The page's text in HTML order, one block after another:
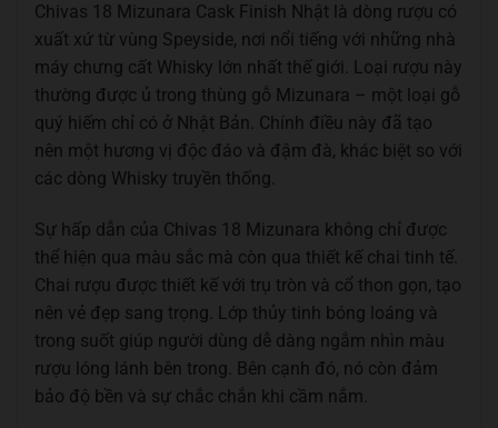
Chivas 18 Mizunara Cask Finish Nhật là dòng rượu có
xuất xứ từ vùng Speyside, nơi nổi tiếng với những nhà
máy chưng cất Whisky lớn nhất thế giới. Loại rượu này
thường được ủ trong thùng gỗ Mizunara – một loại gỗ
quý hiếm chỉ có ở Nhật Bản. Chính điều này đã tạo
nên một hương vị độc đáo và đậm đà, khác biệt so với
các dòng Whisky truyền thống.
Sự hấp dẫn của Chivas 18 Mizunara không chỉ được
thể hiện qua màu sắc mà còn qua thiết kế chai tinh tế.
Chai rượu được thiết kế với trụ tròn và cổ thon gọn, tạo
nên vẻ đẹp sang trọng. Lớp thủy tinh bóng loáng và
trong suốt giúp người dùng dễ dàng ngắm nhìn màu
rượu lóng lánh bên trong. Bên cạnh đó, nó còn đảm
bảo độ bền và sự chắc chắn khi cầm nắm.